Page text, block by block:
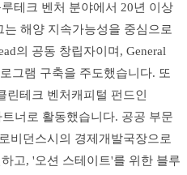
테크 벤처 분야에서 20년 이상
해양 지속가능성을 중심으로
의 공동 창립자이며, General
그램 구축을 주도했습니다. 또
린테크 벤처캐피털 펀드인
트너로 활동했습니다. 공공 부문
비던스시의 경제개발국장으로
고, '오션 스테이트'를 위한 블루